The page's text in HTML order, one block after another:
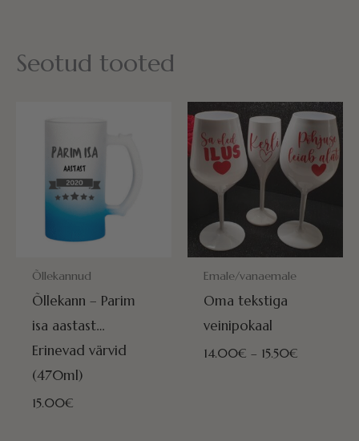
Seotud tooted
POSTITAMISEKS VALMIS HOMME!
Õllekannud
Õllekann – Parim
isa aastast…
Erinevad värvid
(470ml)
15.00€
POSTITAMISEKS VALMIS
Emale/vanaemale
Oma tekstiga
veinipokaal
14.00€ – 15.50€
14.00€
kuni
15.50€